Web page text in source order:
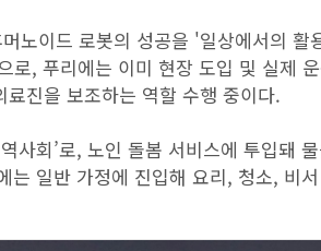
노이드 로봇의 성공을 '일상에서의
로, 푸리에는 이미 현장 도입 및 실제
료진을 보조하는 역할 수행 중이다.
사회’로, 노인 돌봄 서비스에 투입돼
는 일반 가정에 진입해 요리, 청소, 비